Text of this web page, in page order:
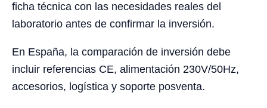
ficha técnica con las necesidades reales del
laboratorio antes de confirmar la inversión.
En España, la comparación de inversión debe
incluir referencias CE, alimentación 230V/50Hz,
accesorios, logística y soporte posventa.